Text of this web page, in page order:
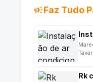
campaignFaz Tudo
Rk